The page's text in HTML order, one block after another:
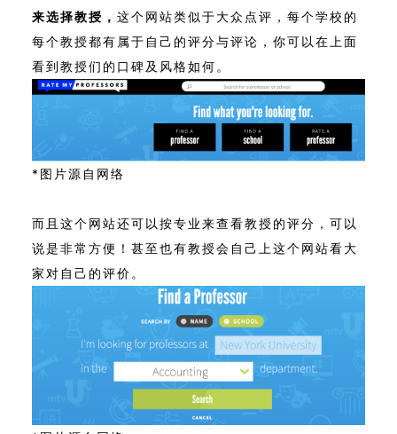
来选择教授， 这个网站类似于大众点评，每个学校的
每个教授都有属于自己的评分与评论，你可以在上面
看到教授们的口碑及风格如何。
*图片源自网络
而且这个网站还可以按专业来查看教授的评分，可以
说是非常方便！甚至也有教授会自己上这个网站看大
家对自己的评价。